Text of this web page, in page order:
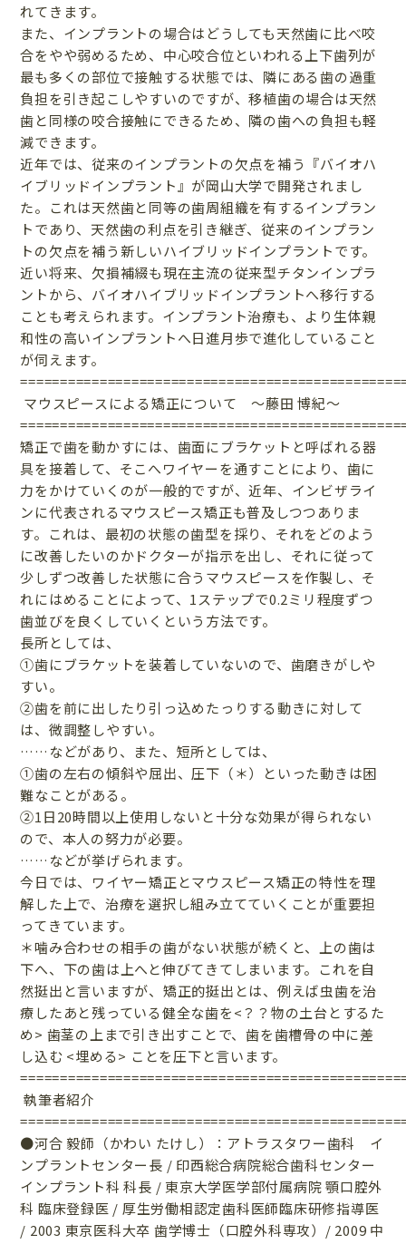
れてきます。
また、インプラントの場合はどうしても天然歯に比べ咬
合をやや弱めるため、中心咬合位といわれる上下歯列が
最も多くの部位で接触する状態では、隣にある歯の過重
負担を引き起こしやすいのですが、移植歯の場合は天然
歯と同様の咬合接触にできるため、隣の歯への負担も軽
減できます。
近年では、従来のインプラントの欠点を補う『バイオハ
イブリッドインプラント』が岡山大学で開発されまし
た。これは天然歯と同等の歯周組織を有するインプラン
トであり、天然歯の利点を引き継ぎ、従来のインプラン
トの欠点を補う新しいハイブリッドインプラントです。
近い将来、欠損補綴も現在主流の従来型チタンインプラ
ントから、バイオハイブリッドインプラントへ移行する
ことも考えられます。インプラント治療も、より生体親
和性の高いインプラントへ日進月歩で進化していること
が伺えます。
マウスピースによる矯正について 〜藤田 博紀〜
矯正で歯を動かすには、歯面にブラケットと呼ばれる器
具を接着して、そこへワイヤーを通すことにより、歯に
力をかけていくのが一般的ですが、近年、インビザライ
ンに代表されるマウスピース矯正も普及しつつありま
す。これは、最初の状態の歯型を採り、それをどのよう
に改善したいのかドクターが指示を出し、それに従って
少しずつ改善した状態に合うマウスピースを作製し、そ
れにはめることによって、1ステップで0.2ミリ程度ずつ
歯並びを良くしていくという方法です。
長所としては、
①歯にブラケットを装着していないので、歯磨きがしや
すい。
②歯を前に出したり引っ込めたっりする動きに対して
は、微調整しやすい。
……などがあり、また、短所としては、
①歯の左右の傾斜や屈出、圧下（＊）といった動きは困
難なことがある。
②1日20時間以上使用しないと十分な効果が得られない
ので、本人の努力が必要。
……などが挙げられます。
今日では、ワイヤー矯正とマウスピース矯正の特性を理
解した上で、治療を選択し組み立てていくことが重要担
ってきています。
＊噛み合わせの相手の歯がない状態が続くと、上の歯は
下へ、下の歯は上へと伸びてきてしまいます。これを自
然挺出と言いますが、矯正的挺出とは、例えば虫歯を治
療したあと残っている健全な歯を<？？物の土台とするた
め> 歯茎の上まで引き出すことで、歯を歯槽骨の中に差
し込む <埋める> ことを圧下と言います。
執筆者紹介
●河合 毅師（かわい たけし）：アトラスタワー歯科 イ
ンプラントセンター長 / 印西総合病院総合歯科センター
インプラント科 科長 / 東京大学医学部付属病院 顎口腔外
科 臨床登録医 / 厚生労働相認定歯科医師臨床研修指導医
/ 2003 東京医科大卒 歯学博士（口腔外科専攻）/ 2009 中